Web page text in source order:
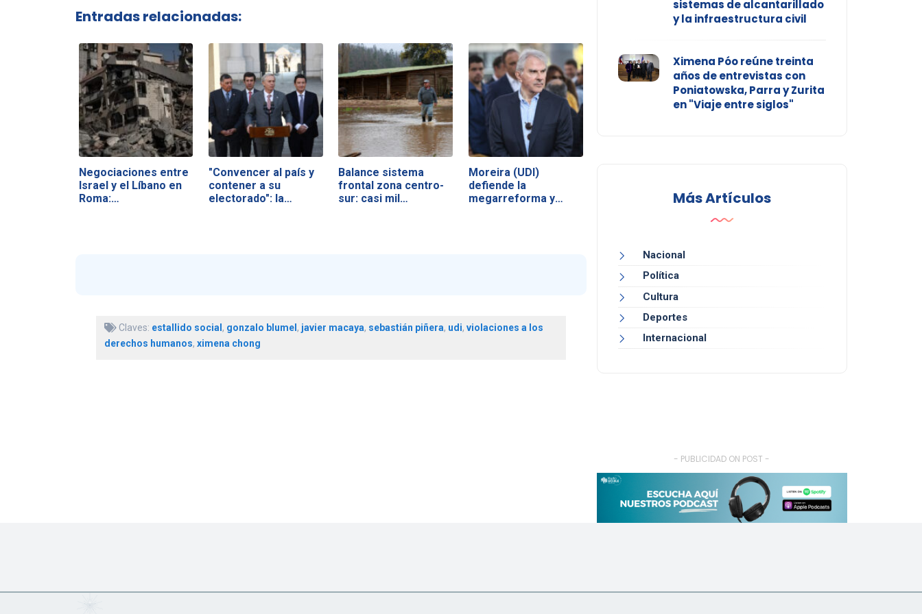
Entradas relacionadas:
Negociaciones entre
Israel y el Líbano en
Roma:…
"Convencer al país y
contener a su
electorado": la…
Balance sistema
frontal zona centro-
sur: casi mil…
Moreira (UDI)
defiende la
megarreforma y
Claves: estallido social , gonzalo blumel , javier macaya, sebastián piñera, udi, violaciones a los
derechos humanos, ximena chong
sistemas de alcantarillado
y la infraestructura civil
Ximena Póo reúne treinta
años de entrevistas con
Poniatowska, Parra y Zurita
en "Viaje entre siglos"
Más Artículos
Nacional
Política
Cultura
Deportes
Internacional
- PUBLICIDAD ON POST -